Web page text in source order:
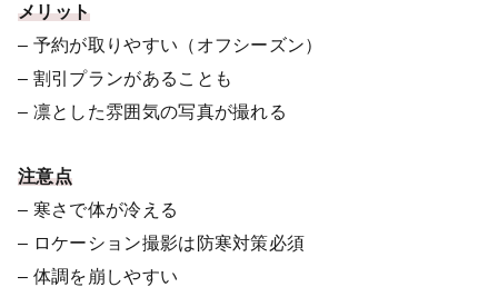
メリット
– 予約が取りやすい（オフシーズン）
– 割引プランがあることも
– 凛とした雰囲気の写真が撮れる
注意点
– 寒さで体が冷える
– ロケーション撮影は防寒対策必須
– 体調を崩しやすい